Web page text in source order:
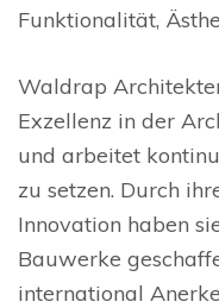
Funktionalität,
Waldrap
Exzellenz in der
und arbeitet
zu setzen. Durch
Innovation haben
Bauwerke
international